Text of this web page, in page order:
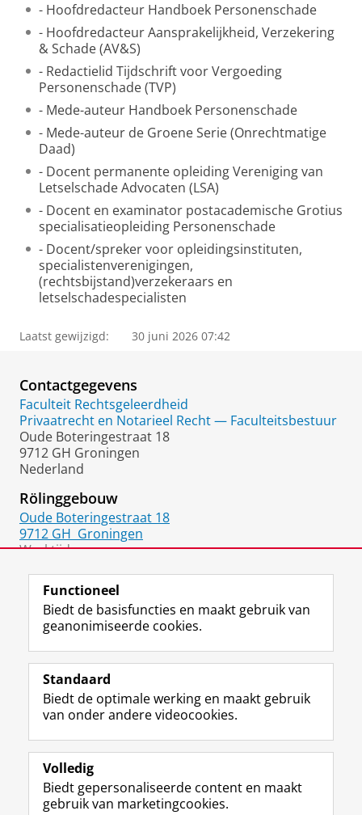
- Hoofdredacteur Handboek Personenschade
- Hoofdredacteur Aansprakelijkheid, Verzekering
& Schade (AV&S)
- Redactielid Tijdschrift voor Vergoeding
Personenschade (TVP)
- Mede-auteur Handboek Personenschade
- Mede-auteur de Groene Serie (Onrechtmatige
Daad)
- Docent permanente opleiding Vereniging van
Letselschade Advocaten (LSA)
- Docent en examinator postacademische Grotius
specialisatieopleiding Personenschade
- Docent/spreker voor opleidingsinstituten,
specialistenverenigingen,
(rechtsbijstand)verzekeraars en
letselschadespecialisten
Laatst gewijzigd: 30 juni 2026 07:42
Contactgegevens
Faculteit Rechtsgeleerdheid
Privaatrecht en Notarieel Recht — Faculteitsbestuur
Oude Boteringestraat 18
9712 GH Groningen
Nederland
Rölinggebouw
Oude Boteringestraat 18
9712 GH Groningen
Werktijden:
Volg de RUG
F
a
e
b
o
p
a
L
i
k
e
I
-
p
R
S
-
f
e
R
I
n
t
r
m
Y
o
T
e
k
Studiekiezers
Alumni
Over ons
Functioneel
Biedt de basisfuncties en maakt gebruik van
geanonimiseerde cookies.
Standaard
Biedt de optimale werking en maakt gebruik
van onder andere videocookies.
Volledig
Biedt gepersonaliseerde content en maakt
gebruik van marketingcookies.